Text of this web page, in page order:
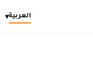
العربية▾